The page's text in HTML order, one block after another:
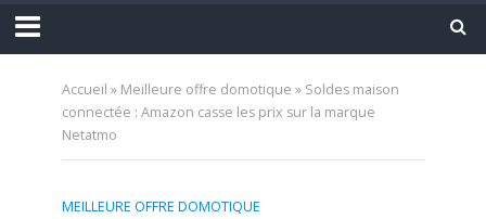
Accueil » Meilleure offre domotique » Soldes maison
connectée : Amazon casse les prix sur la marque
Netatmo
MEILLEURE OFFRE DOMOTIQUE